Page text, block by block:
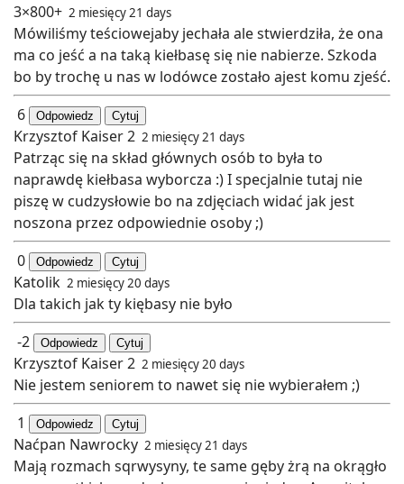
3×800+ 2 miesięcy 21 days
Mówiliśmy teściowejaby jechała ale stwierdziła, że ona
ma co jeść a na taką kiełbasę się nie nabierze. Szkoda
bo by trochę u nas w lodówce zostało ajest komu zjeść.
6
Odpowiedz Cytuj
Krzysztof Kaiser 2 2 miesięcy 21 days
Patrząc się na skład głównych osób to była to
naprawdę kiełbasa wyborcza :) I specjalnie tutaj nie
piszę w cudzysłowie bo na zdjęciach widać jak jest
noszona przez odpowiednie osoby ;)
0
Odpowiedz Cytuj
Katolik 2 miesięcy 20 days
Dla takich jak ty kiębasy nie było
-2
Odpowiedz Cytuj
Krzysztof Kaiser 2 2 miesięcy 20 days
Nie jestem seniorem to nawet się nie wybierałem ;)
1
Odpowiedz Cytuj
Naćpan Nawrocky 2 miesięcy 21 days
Mają rozmach sqrwysyny, te same gęby żrą na okrągło